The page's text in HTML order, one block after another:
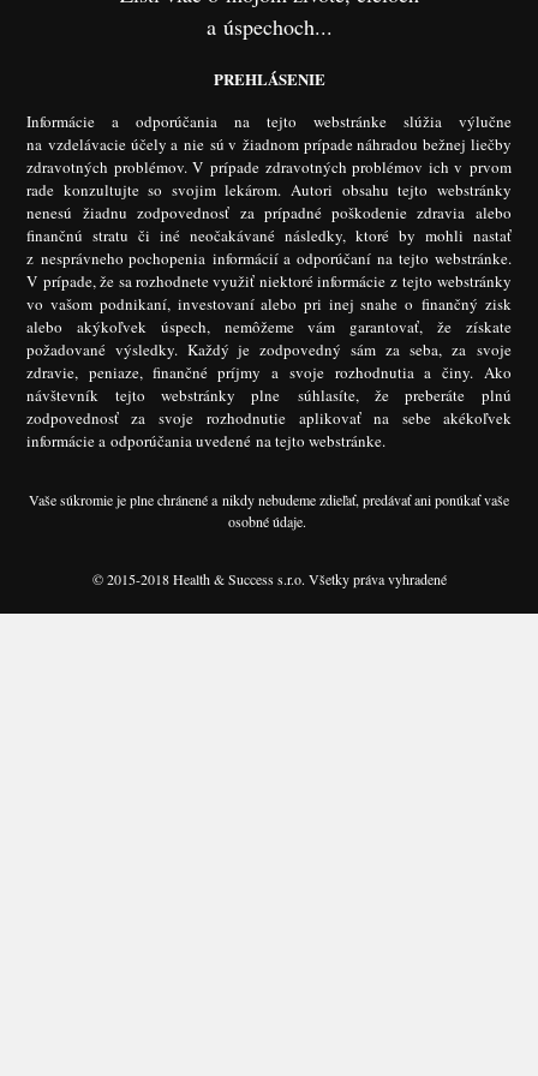
a úspechoch...
PREHLÁSENIE
Informácie a odporúčania na tejto webstránke slúžia výlučne
na vzdelávacie účely a nie sú v žiadnom prípade náhradou bežnej liečby
zdravotných problémov. V prípade zdravotných problémov ich v prvom
rade konzultujte so svojim lekárom. Autori obsahu tejto webstránky
nenesú žiadnu zodpovednosť za prípadné poškodenie zdravia alebo
finančnú stratu či iné neočakávané následky, ktoré by mohli nastať
z nesprávneho pochopenia informácií a odporúčaní na tejto webstránke.
V prípade, že sa rozhodnete využiť niektoré informácie z tejto webstránky
vo vašom podnikaní, investovaní alebo pri inej snahe o finančný zisk
alebo akýkoľvek úspech, nemôžeme vám garantovať, že získate
požadované výsledky. Každý je zodpovedný sám za seba, za svoje
zdravie, peniaze, finančné príjmy a svoje rozhodnutia a činy. Ako
návštevník tejto webstránky plne súhlasíte, že preberáte plnú
zodpovednosť za svoje rozhodnutie aplikovať na sebe akékoľvek
informácie a odporúčania uvedené na tejto webstránke.
Vaše súkromie je plne chránené a nikdy nebudeme zdieľať, predávať ani ponúkať vaše
osobné údaje.
© 2015-2018 Health & Success s.r.o. Všetky práva vyhradené